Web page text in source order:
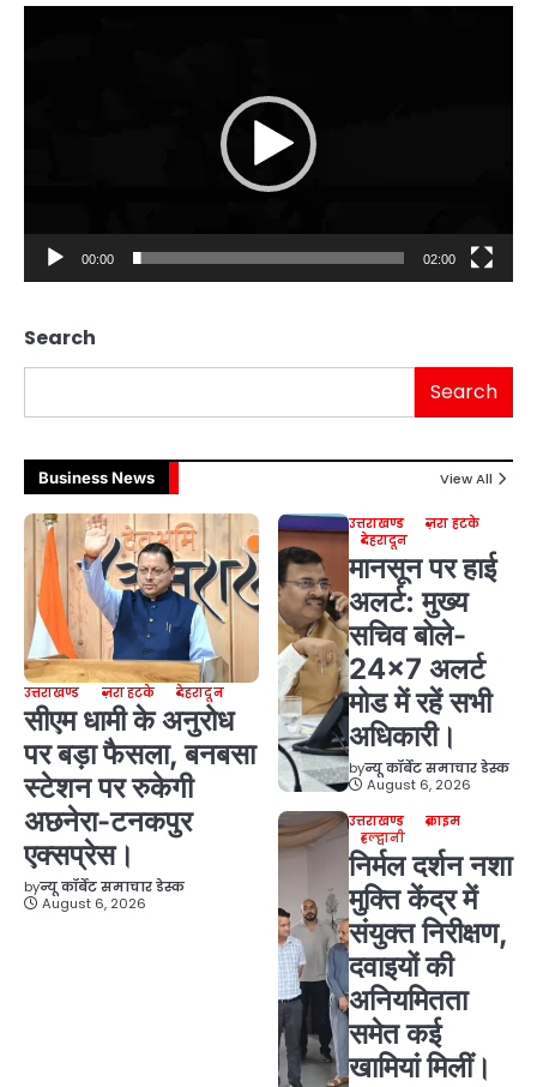
00:00 02:00
Search
Search
Business News View All
उत्तराखण्ड ज़रा हटके देहरादून
सीएम धामी के अनुरोध
पर बड़ा फैसला, बनबसा
स्टेशन पर रुकेगी
अछनेरा-टनकपुर
एक्सप्रेस।
byन्यू कॉर्बेट समाचार डेस्क
August 6, 2026
उत्तराखण्ड
ज़रा हटके
देहरादून
मानसून पर हाई
अलर्ट: मुख्य
सचिव बोले-
24×7 अलर्ट
मोड में रहें सभी
अधिकारी।
byन्यू कॉर्बेट समाचार डेस्क
August 6, 2026
उत्तराखण्ड
क्राइम
हल्द्वानी
निर्मल दर्शन नशा
मुक्ति केंद्र में
संयुक्त निरीक्षण,
दवाइयों की
अनियमितता
समेत कई
खामियां मिलीं।